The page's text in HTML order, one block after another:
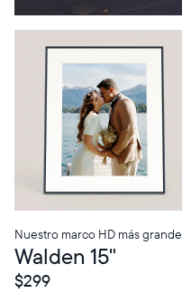
Current:
United
Choose country:
Choose language:
Nuestro marco HD más grande
Walden 15"
$299